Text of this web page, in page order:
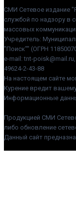
СМИ Сетевое издание
службой по надзору в
массовых
Учредитель:
"Поиск"" (ОГРН
e-mail: tnt-
49624-2-43-88
На настоящем сайте
Курение вредит
Информационные
Продукцией СМИ
либо обновление
Данный сайт